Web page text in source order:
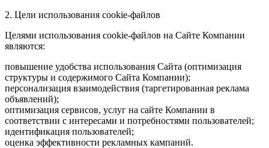
2. Цели использования cookie-файлов
Целями использования cookie-файлов на Сайте Компании
являются:
повышение удобства использования Сайта (оптимизация
структуры и содержимого Сайта Компании);
персонализация взаимодействия (таргетированная реклама
объявлений);
оптимизация сервисов, услуг на сайте Компании в
соответствии с интересами и потребностями пользователей;
идентификация пользователей;
оценка эффективности рекламных кампаний.